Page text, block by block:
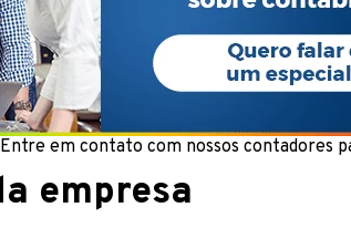
em contato com nossos contadores
empresa